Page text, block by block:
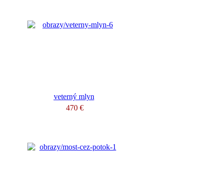
veterný mlyn
470 €